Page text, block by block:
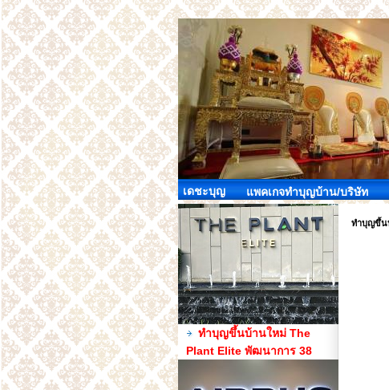
เดชะบุญ แพคเกจทำบุญบ้าน/บริษัท
ทำบุญขึ้นบ้านใหม่ The
Plant Elite พัฒนาการ 38
ทำบุญขึ้น